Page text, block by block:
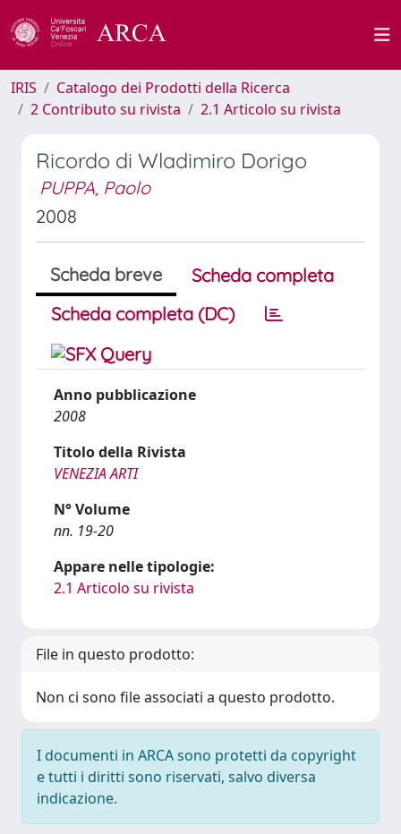
IRIS
Catalogo dei Prodotti della Ricerca
2 Contributo su rivista
2.1 Articolo su rivista
Ricordo di Wladimiro Dorigo
PUPPA, Paolo
2008
Scheda breve
Scheda completa
Scheda completa (DC)
Anno pubblicazione
2008
Titolo della Rivista
VENEZIA ARTI
N° Volume
nn. 19-20
Appare nelle tipologie:
2.1 Articolo su rivista
File in questo prodotto:
Non ci sono file associati a questo prodotto.
I documenti in ARCA sono protetti da copyright
e tutti i diritti sono riservati, salvo diversa
indicazione.